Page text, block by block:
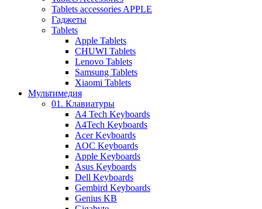
Tablets accessories APPLE
Гаджеты
Tablets
Apple Tablets
CHUWI Tablets
Lenovo Tablets
Samsung Tablets
Xiaomi Tablets
Мультимедия
01. Клавиатуры
A4 Tech Keyboards
A4Tech Keyboards
Acer Keyboards
AOC Keyboards
Apple Keyboards
Asus Keyboards
Dell Keyboards
Gembird Keyboards
Genius KB